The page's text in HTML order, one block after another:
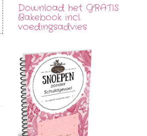
Download het GRATIS
Bakebook incl.
voedingsadvies